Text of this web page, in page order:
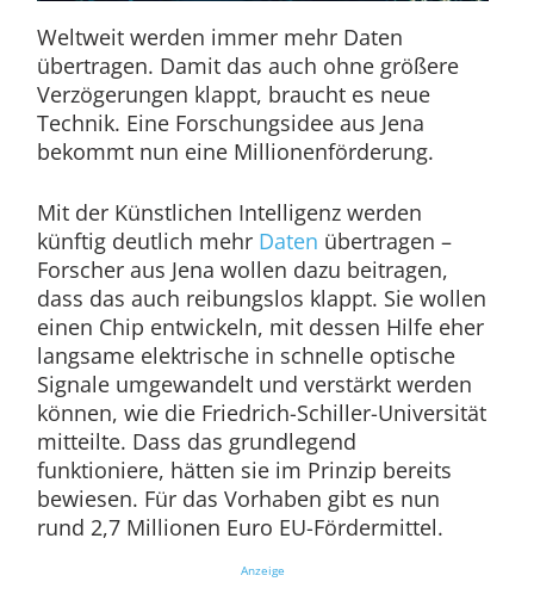
Weltweit werden immer mehr Daten
übertragen. Damit das auch ohne größere
Verzögerungen klappt, braucht es neue
Technik. Eine Forschungsidee aus Jena
bekommt nun eine Millionenförderung.
Mit der Künstlichen Intelligenz werden
künftig deutlich mehr Daten übertragen –
Forscher aus Jena wollen dazu beitragen,
dass das auch reibungslos klappt. Sie wollen
einen Chip entwickeln, mit dessen Hilfe eher
langsame elektrische in schnelle optische
Signale umgewandelt und verstärkt werden
können, wie die Friedrich-Schiller-Universität
mitteilte. Dass das grundlegend
funktioniere, hätten sie im Prinzip bereits
bewiesen. Für das Vorhaben gibt es nun
rund 2,7 Millionen Euro EU-Fördermittel.
Anzeige